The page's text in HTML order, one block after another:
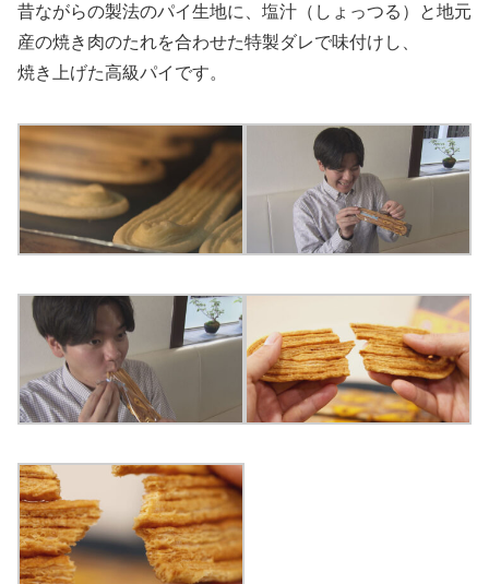
昔ながらの製法のパイ生地に、塩汁（しょっつる）と地元
産の焼き肉のたれを合わせた特製ダレで味付けし、
焼き上げた高級パイです。